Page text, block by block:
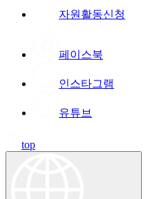
자원활동신청
페이스북
인스타그램
유튜브
top